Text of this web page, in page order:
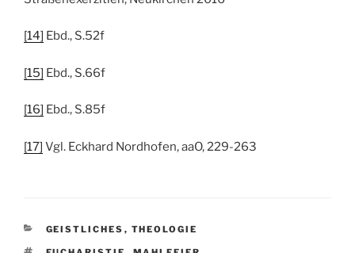
[14] Ebd., S.52f
[15] Ebd., S.66f
[16] Ebd., S.85f
[17] Vgl. Eckhard Nordhofen, aaO, 229-263
KATEGORIEN
GEISTLICHES , THEOLOGIE